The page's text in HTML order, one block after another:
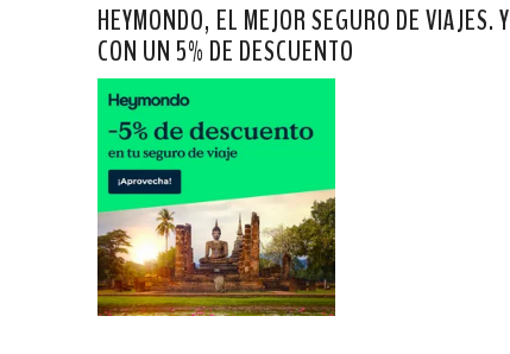
HEYMONDO, EL MEJOR SEGURO DE VIAJES. Y
CON UN 5% DE DESCUENTO